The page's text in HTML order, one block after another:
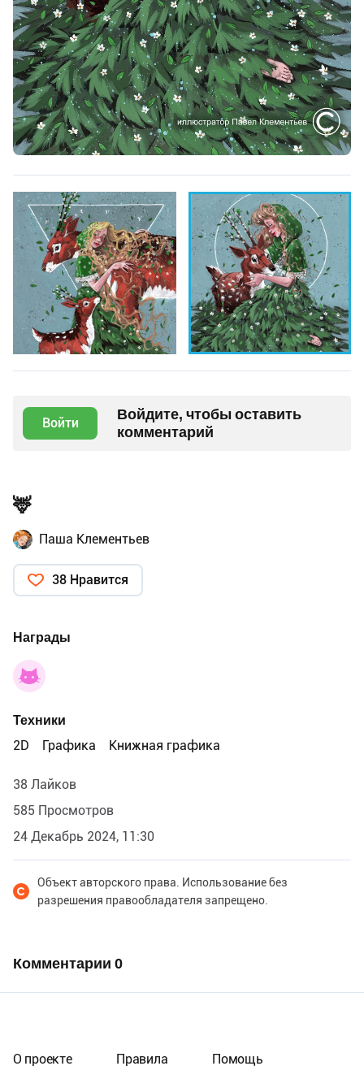
Войти
Войдите, чтобы оставить
комментарий
🦌
Паша Клементьев
38 Нравится
Награды
Техники
2D
Графика Книжная графика
38 Лайков
585 Просмотров
24 Декабрь 2024, 11:30
Объект авторского права. Использование без
разрешения правообладателя запрещено.
Комментарии 0
О проекте Правила Помощь